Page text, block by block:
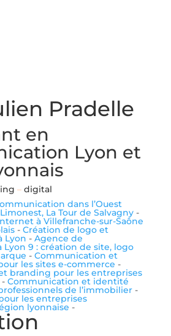
Pradelle
en
Lyon et
–digital
dans l’Ouest
La Tour de Salvagny-
à Villefranche-sur-Saône
- Création de logo et
Lyon - Agence de
9 : création de site, logo
- Communication et
les sites e-commerce -
branding pour les entreprises
Communication et identité
de l’immobilier-
les entreprises
lyonnaise -